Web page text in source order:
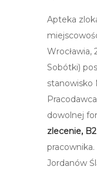
Apteka
Wrocławia,
Sobótki)
stanowisko
dowolnej
zlecenie,
pracownika.
Jordanów